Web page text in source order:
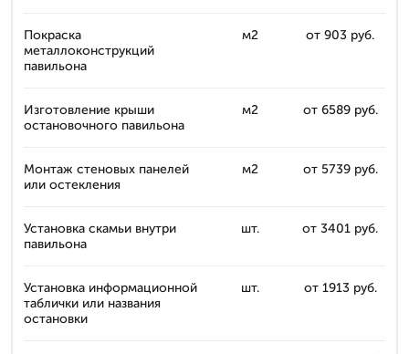
Покраска
металлоконструкций
павильона
м2 от 903 руб.
Изготовление крыши
остановочного павильона
м2 от 6589 руб.
Монтаж стеновых панелей
или остекления
м2 от 5739 руб.
Установка скамьи внутри
павильона
шт. от 3401 руб.
Установка информационной
таблички или названия
остановки
шт. от 1913 руб.